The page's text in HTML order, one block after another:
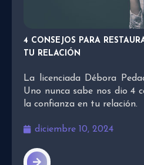
4 CONSEJOS PARA
TU RELACIÓN
La licenciada Débora
Uno nunca sabe nos dio 4
la confianza en tu relación.
diciembre 10, 2024